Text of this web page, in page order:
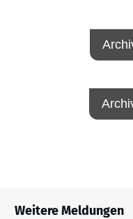
Weitere Meldungen